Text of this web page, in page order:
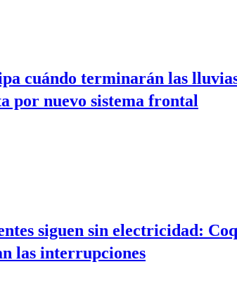
cuándo terminarán las
por nuevo sistema frontal
siguen sin electricidad:
las interrupciones